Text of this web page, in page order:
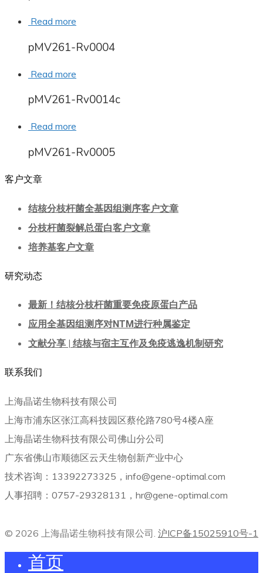
Read more
pMV261-Rv0004
Read more
pMV261-Rv0014c
Read more
pMV261-Rv0005
客户文章
结核分枝杆菌全基因组测序客户文章
分枝杆菌裂解总蛋白客户文章
培养基客户文章
研究动态
最新！结核分枝杆菌重要免疫原蛋白产品
应用全基因组测序对NTM进行种属鉴定
文献分享 | 结核与宿主互作及免疫逃逸机制研究
联系我们
上海晶诺生物科技有限公司
上海市浦东区张江高科技园区蔡伦路780号4楼A座
上海晶诺生物科技有限公司佛山分公司
广东省佛山市顺德区云天生物创新产业中心
技术咨询：13392273325，info@gene-optimal.com
人事招聘：0757-29328131，hr@gene-optimal.com
© 2026 上海晶诺生物科技有限公司. 沪ICP备15025910号-1
首页